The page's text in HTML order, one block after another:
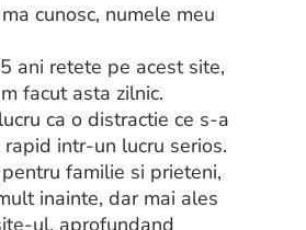
cunosc, numele meu
ani retete pe acest site,
facut asta zilnic.
ca o distractie ce s-a
intr-un lucru serios.
familie si prieteni,
inainte, dar mai ales
ul, aprofundand